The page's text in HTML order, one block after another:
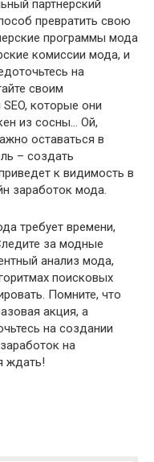
партнерский
превратить свою
программы мода
комиссии мода, и
на
своим
которые они
из сосны… Ой,
оставаться в
– создать
к видимость в
заработок мода.
требует времени,
за модные
анализ мода,
поисковых
Помните, что
акция, а
на создании
на
ждать!